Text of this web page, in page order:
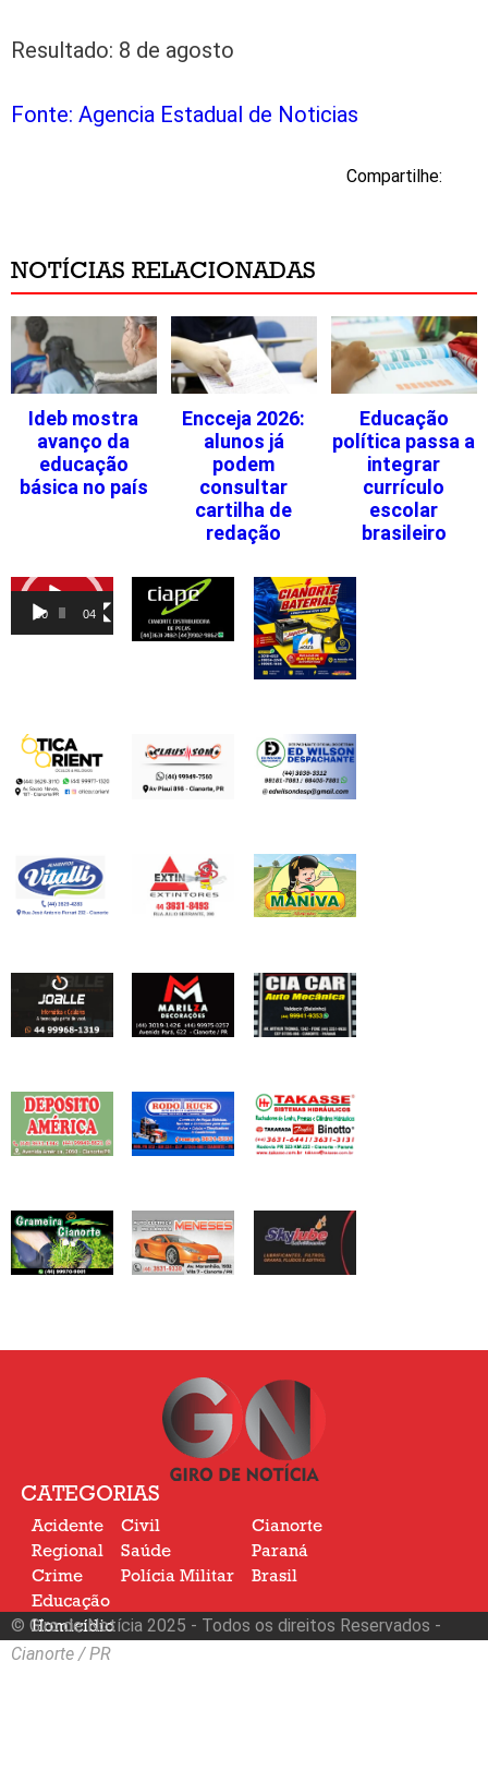
Resultado: 8 de agosto
Fonte: Agencia Estadual de Noticias
Compartilhe:
NOTÍCIAS RELACIONADAS
Ideb mostra
avanço da
educação
básica no país
Encceja 2026:
alunos já
podem
consultar
cartilha de
redação
Educação
política passa a
integrar
currículo
escolar
brasileiro
Tocador
00:00 04:46
CATEGORIAS
Acidente
Regional
Crime
Civil
Saúde
Polícia Militar
Cianorte
Paraná
Brasil
Educação
Homicídio
Nacional
© Giro de Notícia 2025 - Todos os direitos Reservados -
Cianorte / PR